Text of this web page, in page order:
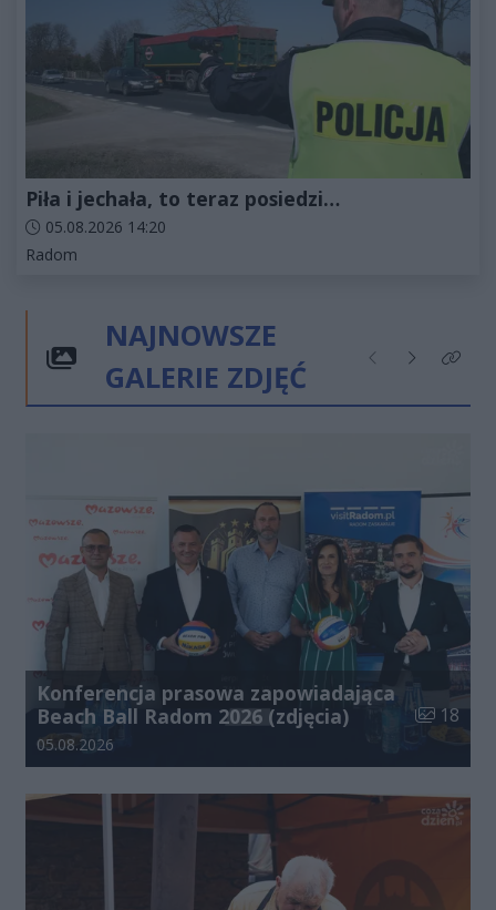
Piła i jechała, to teraz posiedzi…
Data dodania artykułu:
05.08.2026 14:20
Kategorie artykułu:
Radom
NAJNOWSZE
GALERIE ZDJĘĆ
Poprzednie
NastępneKliknij
Konferencja prasowa zapowiadająca
Beach Ball Radom 2026 (zdjęcia)
Liczba
18
Data dodania galerii:
05.08.2026